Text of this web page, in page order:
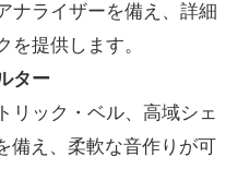
ナライザーを備え、詳細
を提供します。
ター
リック・ベル、高域シェ
備え、柔軟な音作りが可